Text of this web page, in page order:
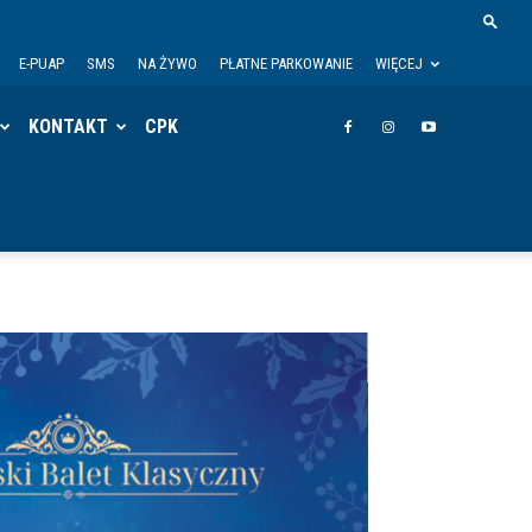
E-PUAP SMS NA ŻYWO PŁATNE PARKOWANIE WIĘCEJ
KONTAKT CPK